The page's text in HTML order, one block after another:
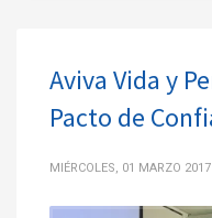
Aviva Vida y
Pacto de
MIÉRCOLES, 01 MARZO 2017